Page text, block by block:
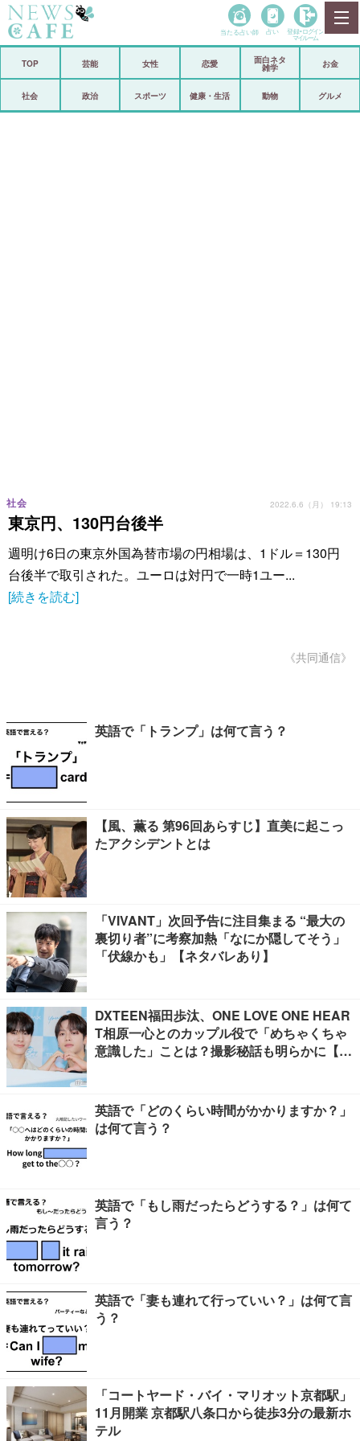
政治
当たる占い師 占い 登録• ログイン
マイルーム
TOP 芸能 女性 恋愛
面白ネタ
雑学
お金
社会 政治 スポーツ 健康・生活 動物 グルメ
東京円、130円台後半
社会 2022.6.6（月） 19:13
週明け6日の東京外国為替市場の円相場は、1ドル＝130円
台後半で取引された。ユーロは対円で一時1ユー...
[続きを読む]
《共同通信》
英語で「トランプ」は何て言う？
【風、薫る 第96回あらすじ】直美に起こっ
たアクシデントとは
「VIVANT」次回予告に注目集まる “最大の
裏切り者”に考察加熱「なにか隠してそう」
「伏線かも」【ネタバレあり】
DXTEEN福田歩汰、ONE LOVE ONE HEAR
T相原一心とのカップル役で「めちゃくちゃ
意識した」ことは？撮影秘話も明らかに【Y
英語で「どのくらい時間がかかりますか？」
は何て言う？
英語で「もし雨だったらどうする？」は何て
言う？
英語で「妻も連れて行っていい？」は何て言
う？
「コートヤード・バイ・マリオット京都駅」
11月開業 京都駅八条口から徒歩3分の最新ホ
テル